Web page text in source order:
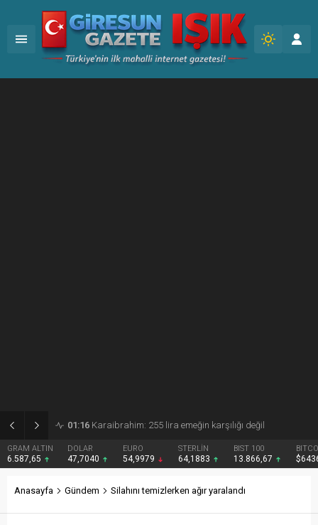
01:15 Gezmiş: 250 liralık fındık fiyatı emeği yok saydı
DOLAR
47,7040
EURO
54,9979
STERLİN
64,1883
BIST 100
13.866,67
BITCOIN
$64361
Anasayfa Gündem Silahını temizlerken ağır yaralandı